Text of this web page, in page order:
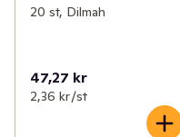
20 st, Dilmah
47,27 kr
2,36 kr /st